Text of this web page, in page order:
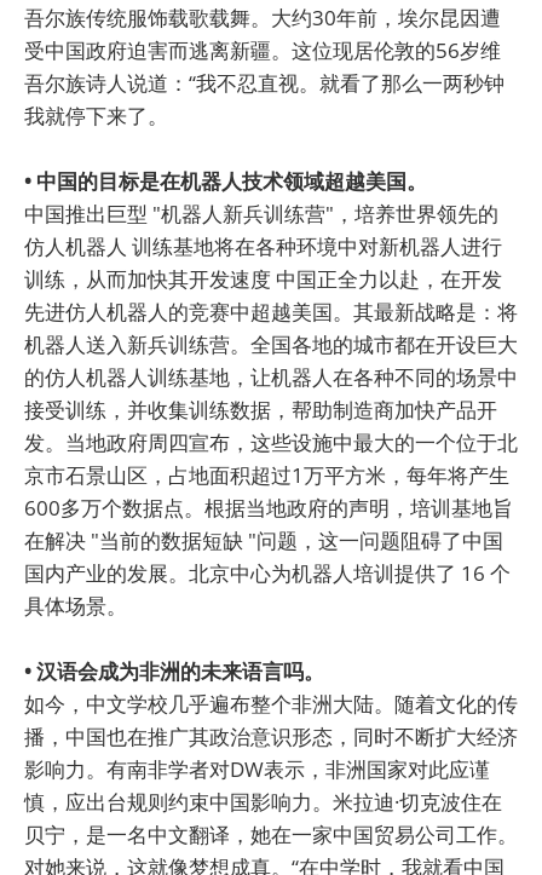
吾尔族传统服饰载歌载舞。大约30年前，埃尔昆因遭
受中国政府迫害而逃离新疆。这位现居伦敦的56岁维
吾尔族诗人说道：“我不忍直视。就看了那么一两秒钟
我就停下来了。
• 中国的目标是在机器人技术领域超越美国。
中国推出巨型 "机器人新兵训练营"，培养世界领先的
仿人机器人 训练基地将在各种环境中对新机器人进行
训练，从而加快其开发速度 中国正全力以赴，在开发
先进仿人机器人的竞赛中超越美国。其最新战略是：将
机器人送入新兵训练营。全国各地的城市都在开设巨大
的仿人机器人训练基地，让机器人在各种不同的场景中
接受训练，并收集训练数据，帮助制造商加快产品开
发。当地政府周四宣布，这些设施中最大的一个位于北
京市石景山区，占地面积超过1万平方米，每年将产生
600多万个数据点。根据当地政府的声明，培训基地旨
在解决 "当前的数据短缺 "问题，这一问题阻碍了中国
国内产业的发展。北京中心为机器人培训提供了 16 个
具体场景。
• 汉语会成为非洲的未来语言吗。
如今，中文学校几乎遍布整个非洲大陆。随着文化的传
播，中国也在推广其政治意识形态，同时不断扩大经济
影响力。有南非学者对DW表示，非洲国家对此应谨
慎，应出台规则约束中国影响力。米拉迪·切克波住在
贝宁，是一名中文翻译，她在一家中国贸易公司工作。
对她来说，这就像梦想成真。“在中学时，我就看中国